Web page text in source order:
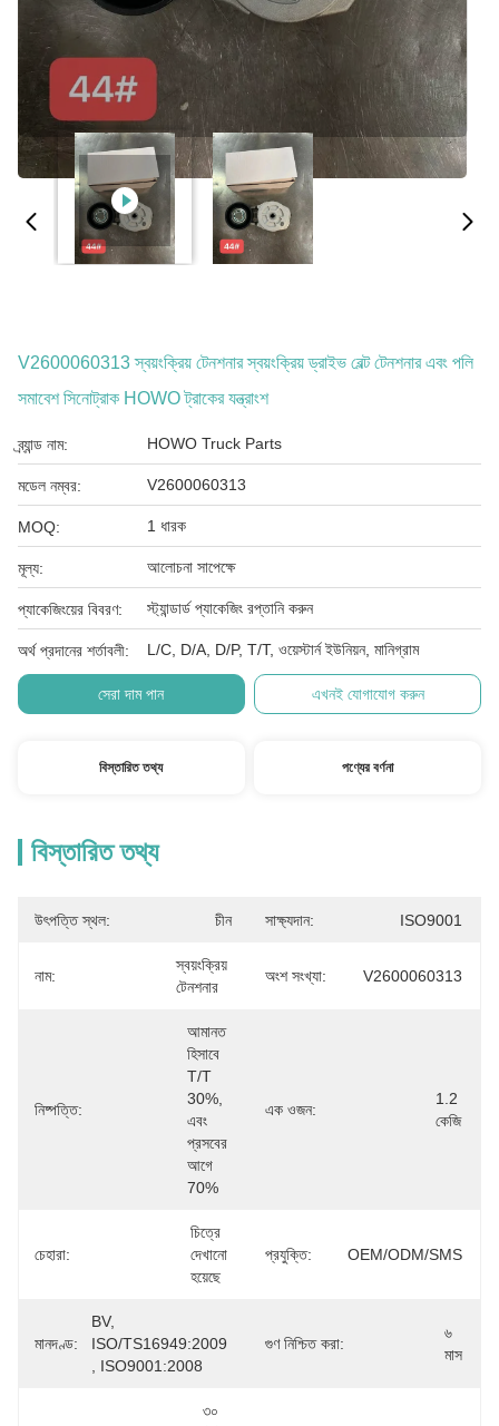
V2600060313 স্বয়ংক্রিয় টেনশনার স্বয়ংক্রিয় ড্রাইভ বেল্ট টেনশনার এবং পলি
সমাবেশ সিনোট্রাক HOWO ট্রাকের যন্ত্রাংশ
ব্র্যান্ড নাম: HOWO Truck Parts
মডেল নম্বর: V2600060313
MOQ: 1 ধারক
মূল্য: আলোচনা সাপেক্ষে
প্যাকেজিংয়ের বিবরণ: স্ট্যান্ডার্ড প্যাকেজিং রপ্তানি করুন
অর্থ প্রদানের শর্তাবলী: L/C, D/A, D/P, T/T, ওয়েস্টার্ন ইউনিয়ন, মানিগ্রাম
সেরা দাম পান এখনই যোগাযোগ করুন
বিস্তারিত তথ্য পণ্যের বর্ণনা
বিস্তারিত তথ্য
উৎপত্তি স্থল: চীন সাক্ষ্যদান: ISO9001
নাম:
স্বয়ংক্রিয়
টেনশনার
অংশ সংখ্যা: V2600060313
নিষ্পত্তি:
আমানত
হিসাবে
T/T
30%,
এবং
প্রসবের
আগে
70%
এক ওজন:
1.2
কেজি
চেহারা:
চিত্রে
দেখানো
হয়েছে
প্রযুক্তি: OEM/ODM/SMS
মানদণ্ড:
BV,
ISO/TS16949:2009
, ISO9001:2008
গুণ নিশ্চিত করা:
৬
মাস
৩০